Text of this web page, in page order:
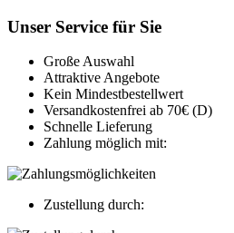
Unser Service für Sie
Große Auswahl
Attraktive Angebote
Kein Mindestbestellwert
Versandkostenfrei ab 70€ (D)
Schnelle Lieferung
Zahlung möglich mit:
Zustellung durch: